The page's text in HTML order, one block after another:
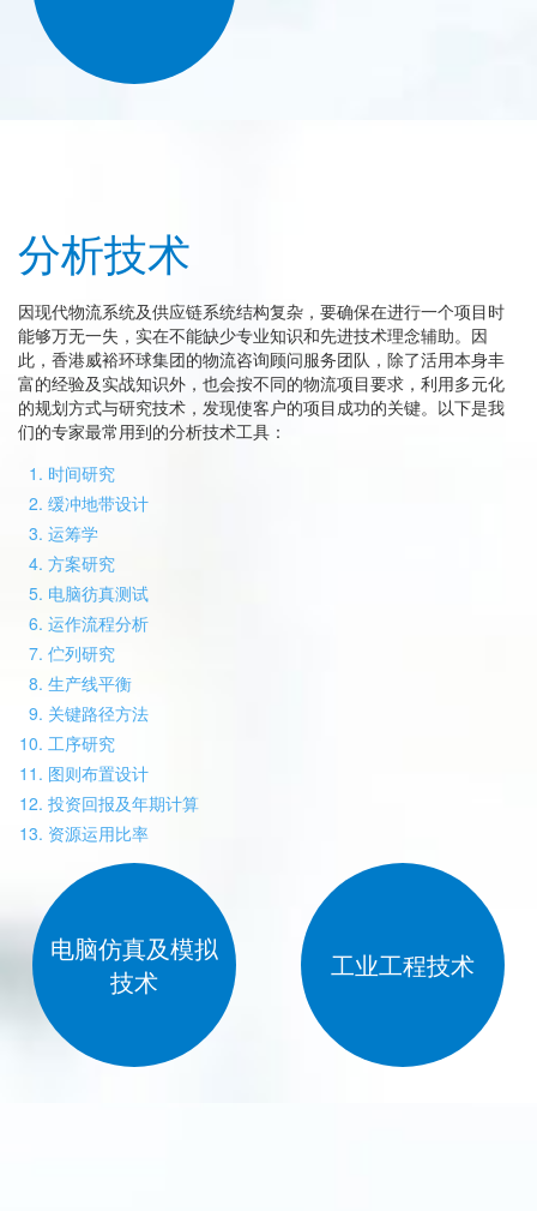
分析技术
因现代物流系统及供应链系统结构复杂，要确保在进行一个项目时
能够万无一失，实在不能缺少专业知识和先进技术理念辅助。因
此，香港威裕环球集团的物流咨询顾问服务团队，除了活用本身丰
富的经验及实战知识外，也会按不同的物流项目要求，利用多元化
的规划方式与研究技术，发现使客户的项目成功的关键。以下是我
们的专家最常用到的分析技术工具：
时间研究
缓冲地带设计
运筹学
方案研究
电脑彷真测试
运作流程分析
伫列研究
生产线平衡
关键路径方法
工序研究
图则布置设计
投资回报及年期计算
资源运用比率
电脑仿真及模拟
技术
工业工程技术